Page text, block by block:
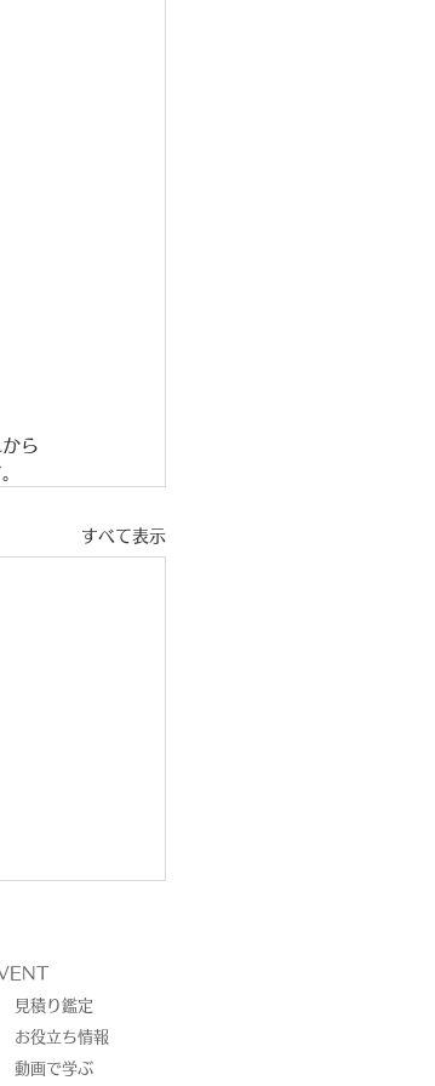
ら
すべて表示
見積り鑑定
お役立ち情報
動画で学ぶ